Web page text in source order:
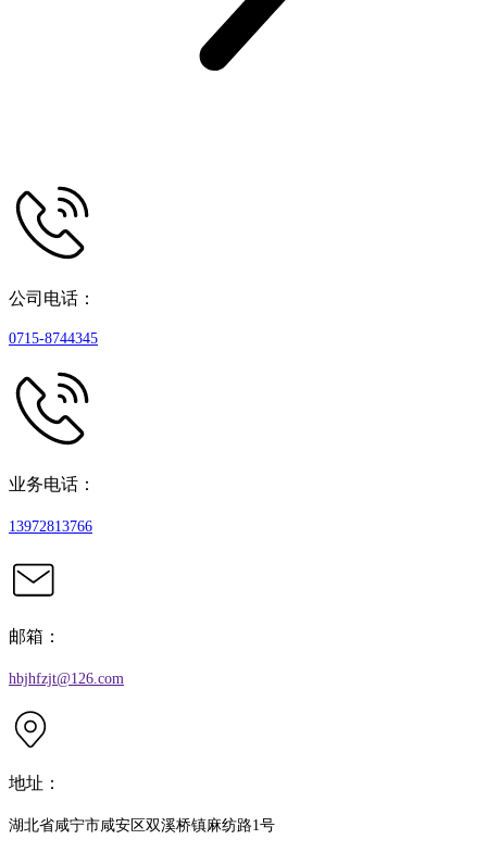
公司电话：
0715-8744345
业务电话：
13972813766
邮箱：
hbjhfzjt@126.com
地址：
湖北省咸宁市咸安区双溪桥镇麻纺路1号